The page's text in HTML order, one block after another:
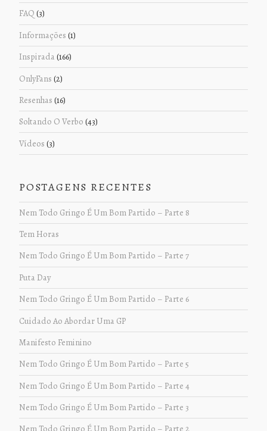
FAQ (3)
Informações (1)
Inspirada (166)
OnlyFans (2)
Resenhas (16)
Soltando O Verbo (43)
Vídeos (3)
POSTAGENS RECENTES
Nem Todo Gringo É Um Bom Partido – Parte 8
Tem Horas
Nem Todo Gringo É Um Bom Partido – Parte 7
Puta Day
Nem Todo Gringo É Um Bom Partido – Parte 6
Cuidado Ao Abordar Uma GP
Manifesto Feminino
Nem Todo Gringo É Um Bom Partido – Parte 5
Nem Todo Gringo É Um Bom Partido – Parte 4
Nem Todo Gringo É Um Bom Partido – Parte 3